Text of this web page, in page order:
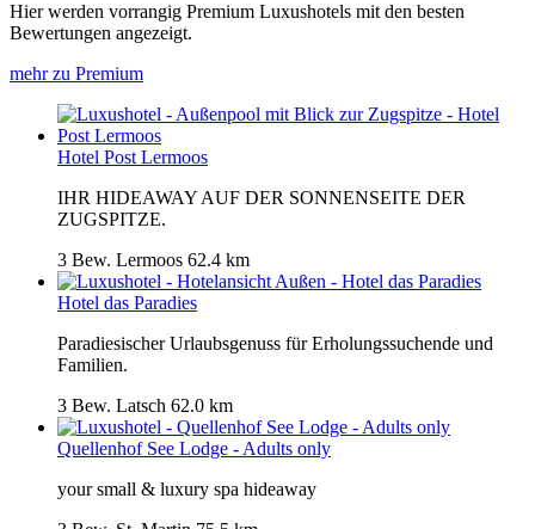
Hier werden vorrangig Premium Luxushotels mit den besten
Bewertungen angezeigt.
mehr zu Premium
Hotel Post Lermoos
IHR HIDEAWAY AUF DER SONNENSEITE DER
ZUGSPITZE.
3 Bew. Lermoos 62.4 km
Hotel das Paradies
Paradiesischer Urlaubsgenuss für Erholungssuchende und
Familien.
3 Bew. Latsch 62.0 km
Quellenhof See Lodge - Adults only
your small & luxury spa hideaway